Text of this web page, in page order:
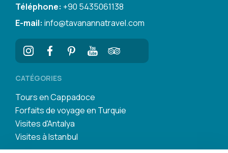
Téléphone: +90 5435061138
E-mail: info@tavanannatravel.com
CATÉGORIES
Tours en Cappadoce
Forfaits de voyage en Turquie
Visites d'Antalya
Visites à Istanbul